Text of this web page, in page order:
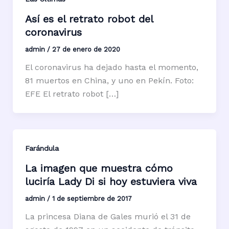
Así es el retrato robot del
coronavirus
admin / 27 de enero de 2020
El coronavirus ha dejado hasta el momento,
81 muertos en China, y uno en Pekín. Foto:
EFE El retrato robot […]
Farándula
La imagen que muestra cómo
luciría Lady Di si hoy estuviera viva
admin / 1 de septiembre de 2017
La princesa Diana de Gales murió el 31 de